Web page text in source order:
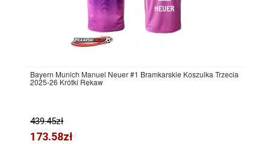
Bayern Munich Manuel Neuer #1 Bramkarskie Koszulka Trzecia
2025-26 Krótki Rękaw
439.45zł
173.58zł